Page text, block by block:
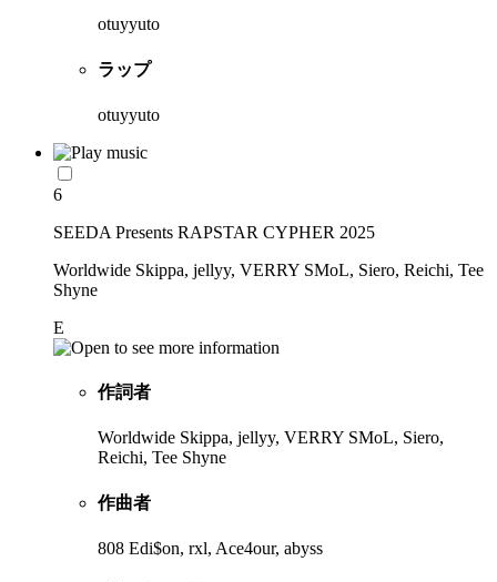
otuyyuto
ラップ
otuyyuto
6
SEEDA Presents RAPSTAR CYPHER 2025
Worldwide Skippa, jellyy, VERRY SMoL, Siero, Reichi, Tee
Shyne
E
作詞者
Worldwide Skippa, jellyy, VERRY SMoL, Siero,
Reichi, Tee Shyne
作曲者
808 Edi$on, rxl, Ace4our, abyss